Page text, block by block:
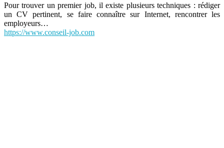
Pour trouver un premier job, il existe plusieurs techniques : rédiger
un CV pertinent, se faire connaître sur Internet, rencontrer les
employeurs…
https://www.conseil-job.com